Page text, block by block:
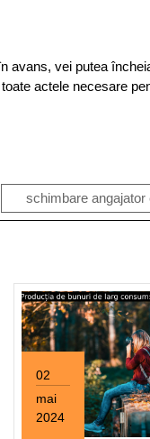
avans, vei putea
actele necesare
schimbare angajator
02
mai
2024